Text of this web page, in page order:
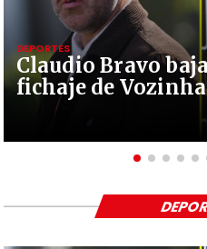
Claudio Bravo
fichaje de Vozinha
DEPORTES